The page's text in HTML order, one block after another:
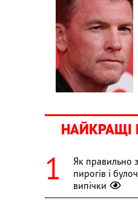
НАЙКРАЩІ
Як правильно
пирогів і
випічки